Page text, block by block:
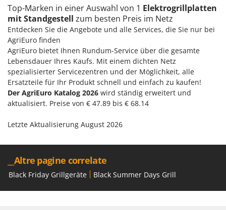
Ompagrill
Ooni
Oriental Koshin
Outdoorchef
P
Palazzetti
Palumbo Pavi
Paterlini
Pramac
Prismafood
R
Top-Marken in einer Auswahl von 1 Elektrogrillplatten
mit Standgestell zum besten Preis im Netz
Entdecken Sie die Angebote und alle Services, die Sie nur bei
AgriEuro finden
AgriEuro bietet Ihnen Rundum-Service über die gesamte
Lebensdauer Ihres Kaufs. Mit einem dichten Netz
spezialisierter Servicezentren und der Möglichkeit, alle
Ersatzteile für Ihr Produkt schnell und einfach zu kaufen!
Der AgriEuro Katalog 2026 wird ständig erweitert und
aktualisiert. Preise von € 47.89 bis € 68.14
Letzte Aktualisierung August 2026
__Altre pagine correlate
Black Friday Grillgeräte Black Summer Days Grill